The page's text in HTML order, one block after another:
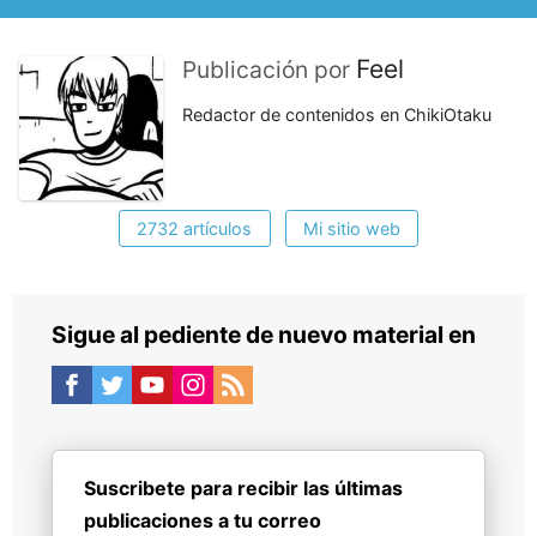
Publicación por Feel
Redactor de contenidos en ChikiOtaku
2732 artículos Mi sitio web
Sigue al pediente de nuevo material en
Suscribete para recibir las últimas
publicaciones a tu correo